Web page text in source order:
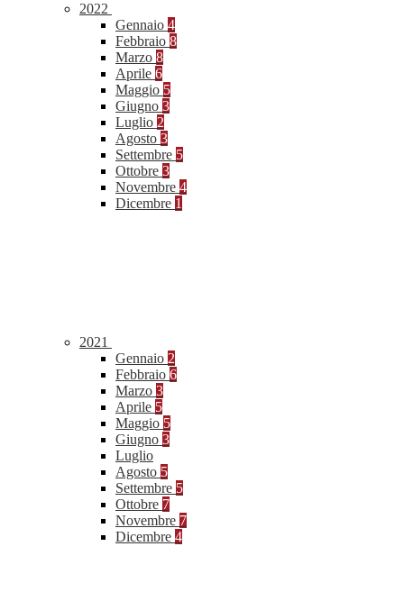
2022
Gennaio 4
Febbraio 8
Marzo 8
Aprile 6
Maggio 5
Giugno 3
Luglio 2
Agosto 3
Settembre 5
Ottobre 3
Novembre 4
Dicembre 1
2021
Gennaio 2
Febbraio 6
Marzo 3
Aprile 5
Maggio 5
Giugno 3
Luglio
Agosto 5
Settembre 5
Ottobre 7
Novembre 7
Dicembre 4